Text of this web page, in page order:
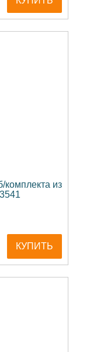
комплекта из
КУПИТЬ